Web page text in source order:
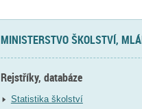
MINISTERSTVO ŠKOLSTVÍ,
Rejstříky, databáze
Statistika školství